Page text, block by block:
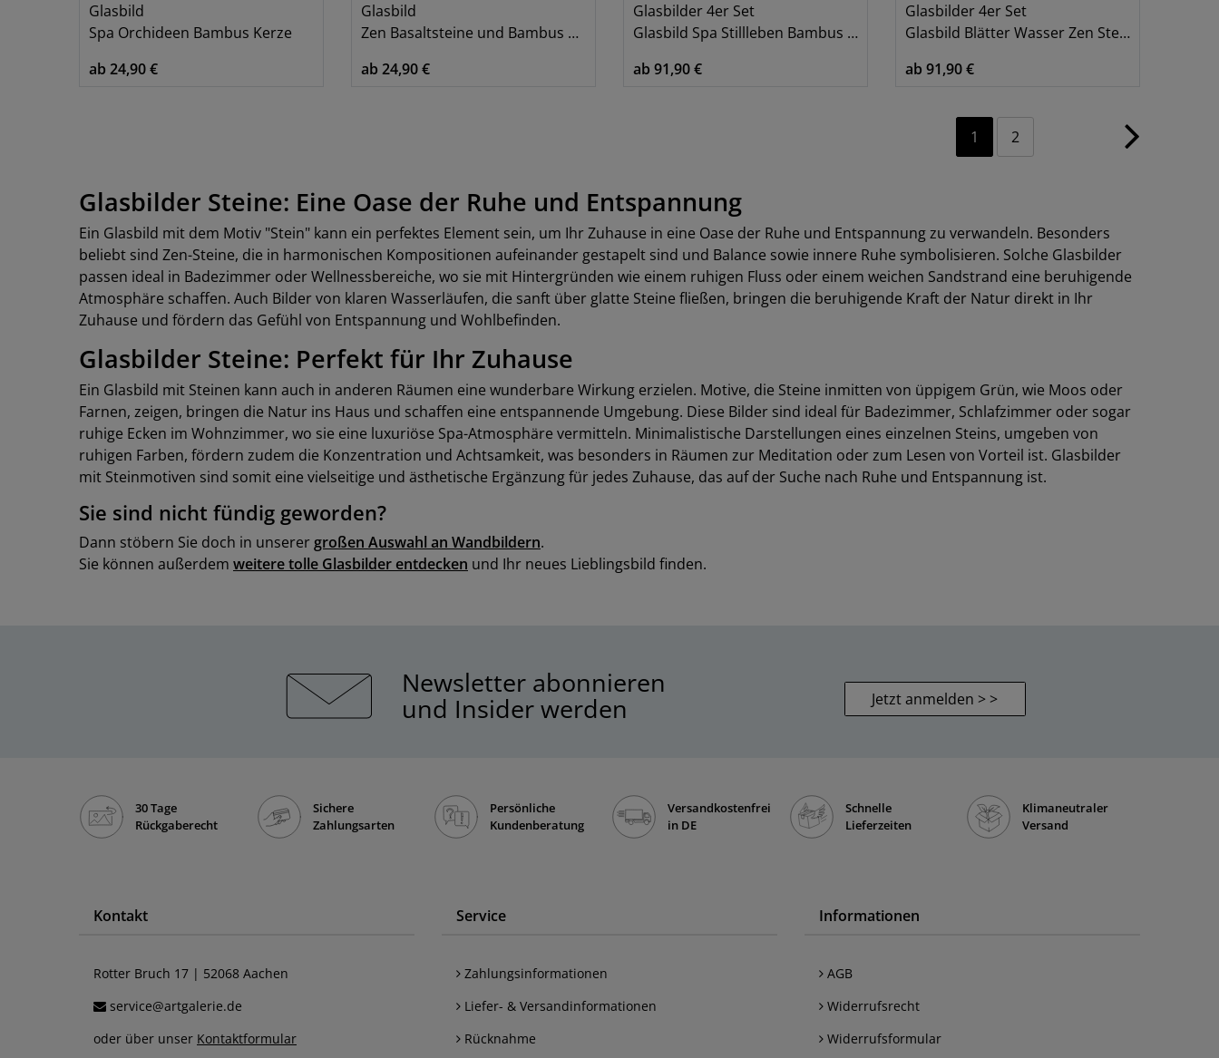
Glasbild
Spa Orchideen Bambus Kerze
ab 24,90 €
Glasbild
Zen Basaltsteine und Bambus auf Holz
ab 24,90 €
Glasbilder 4er Set
Glasbild Spa Stillleben Bambus Steinpyramide
ab 91,90 €
Glasbilder 4er Set
Glasbild Blätter Wasser Zen Steinpyramide Tropfen
ab 91,90 €
1 2
Glasbilder Steine: Eine Oase der Ruhe und Entspannung
Ein Glasbild mit dem Motiv "Stein" kann ein perfektes Element sein, um Ihr Zuhause in eine Oase der Ruhe und Entspannung zu verwandeln. Besonders
beliebt sind Zen-Steine, die in harmonischen Kompositionen aufeinander gestapelt sind und Balance sowie innere Ruhe symbolisieren. Solche Glasbilder
passen ideal in Badezimmer oder Wellnessbereiche, wo sie mit Hintergründen wie einem ruhigen Fluss oder einem weichen Sandstrand eine beruhigende
Atmosphäre schaffen. Auch Bilder von klaren Wasserläufen, die sanft über glatte Steine fließen, bringen die beruhigende Kraft der Natur direkt in Ihr
Zuhause und fördern das Gefühl von Entspannung und Wohlbefinden.
Glasbilder Steine: Perfekt für Ihr Zuhause
Ein Glasbild mit Steinen kann auch in anderen Räumen eine wunderbare Wirkung erzielen. Motive, die Steine inmitten von üppigem Grün, wie Moos oder
Farnen, zeigen, bringen die Natur ins Haus und schaffen eine entspannende Umgebung. Diese Bilder sind ideal für Badezimmer, Schlafzimmer oder sogar
ruhige Ecken im Wohnzimmer, wo sie eine luxuriöse Spa-Atmosphäre vermitteln. Minimalistische Darstellungen eines einzelnen Steins, umgeben von
ruhigen Farben, fördern zudem die Konzentration und Achtsamkeit, was besonders in Räumen zur Meditation oder zum Lesen von Vorteil ist. Glasbilder
mit Steinmotiven sind somit eine vielseitige und ästhetische Ergänzung für jedes Zuhause, das auf der Suche nach Ruhe und Entspannung ist.
Sie sind nicht fündig geworden?
Dann stöbern Sie doch in unserer großen Auswahl an Wandbildern.
Sie können außerdem weitere tolle Glasbilder entdecken und Ihr neues Lieblingsbild finden.
Newsletter abonnieren
und Insider werden Jetzt anmelden > >
30 Tage
Rückgaberecht
Sichere
Zahlungsarten
Persönliche
Kundenberatung
Versandkostenfrei
in DE
Schnelle
Lieferzeiten
Klimaneutraler
Versand
Kontakt
Rotter Bruch 17 | 52068 Aachen
service@artgalerie.de
oder über unser Kontaktformular
Service
Zahlungsinformationen
Liefer- & Versandinformationen
Rücknahme
Informationen
AGB
Widerrufsrecht
Widerrufsformular